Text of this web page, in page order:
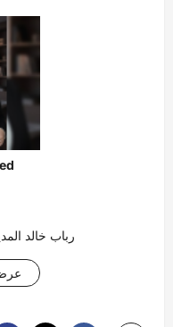
رباب خالد